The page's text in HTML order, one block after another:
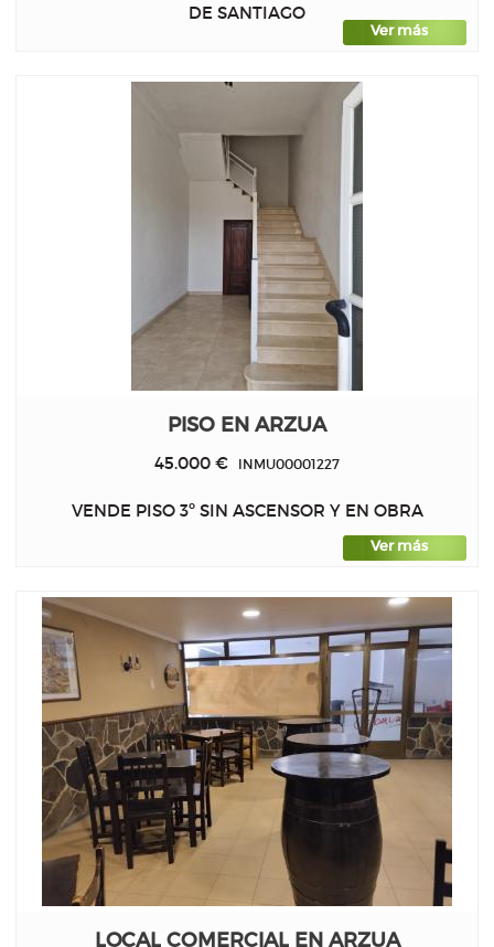
DE SANTIAGO
Ver más
PISO EN ARZUA
45.000 € INMU00001227
VENDE PISO 3º SIN ASCENSOR Y EN OBRA
Ver más
LOCAL COMERCIAL EN ARZUA